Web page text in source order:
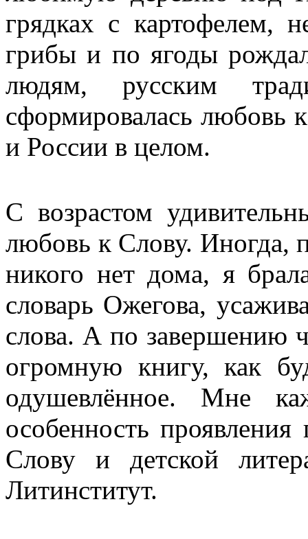
грядках с картофелем,
грибы и по ягоды
людям, русским
сформировалась любовь
и России в целом.
С возрастом
любовь к Слову. Иногда,
никого нет дома, я
словарь Ожегова,
слова. А по завершению
огромную книгу, как
одушевлённое. Мне
особенность
Слову и детской
Литинститут.